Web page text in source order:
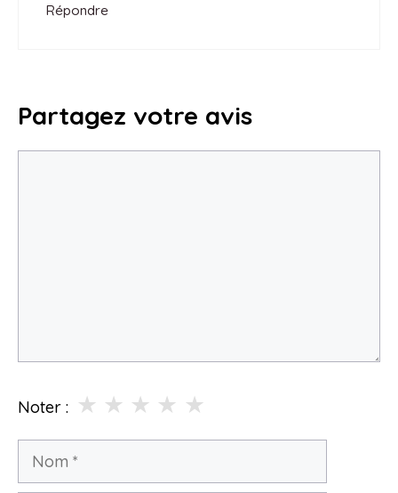
Répondre
Partagez votre avis
Noter : ★
★
★
★
★
Nom